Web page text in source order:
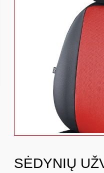
SĖDYNIŲ